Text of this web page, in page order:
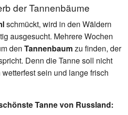
der Tannenbäume
schmückt, wird in den Wäldern
ausgesucht. Mehrere Wochen
den Tannenbaumzu finden, der
Denn die Tanne soll nicht
sein und lange frisch
Tanne von Russland: